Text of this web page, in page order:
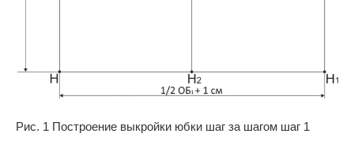
Рис. 1 Построение выкройки юбки шаг за шагом шаг 1